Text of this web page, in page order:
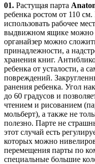
01. Растущая парта
ребенка ростом от 110
использовать рабочее
выдвижном ящике можно
органайзер можно
принадлежности, а
хранения книг.
ребенка от усталости, а
повреждений.
ранения ребенка. Угол
до 60 градусов и
чтением и рисованием
мольберт), а также не
полезно. Парте не
этот случай есть
которых можно
перемещения парты по
специальные большие